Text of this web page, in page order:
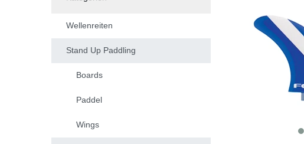
Wellenreiten
Stand Up Paddling
Boards
Paddel
Wings